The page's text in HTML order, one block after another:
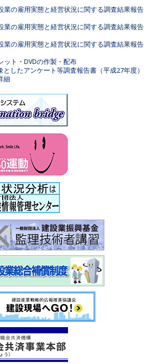
の雇用実態と経営状況に関する調査結果報告
の雇用実態と経営状況に関する調査結果報告
の雇用実態と経営状況に関する調査結果報告
ット・DVDの作製・配布
としたアンケート等調査報告書（平成27年度）
細